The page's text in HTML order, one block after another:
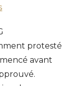
protesté
avant